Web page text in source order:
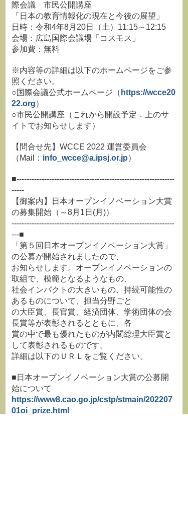
際会議 市民公開講座
「日本の教育情報化の現在と今後の展望」
日時：令和4年8月20日（土）11:15～12:15
会場：広島国際会議場「コスモス」
参加費：無料
※内容等の詳細は以下のホームページをご参
照ください。
○国際会議公式ホームページ（ https://wcce20
22.org）
○市民公開講座（これから開設予定．上のサ
イトでお知らせします）
【問合せ先】WCCE 2022 運営委員会
（Mail： info_wcce@a.ipsj.or.jp）
■---------------------------------------------------------------
-----
【御案内】日本オープンイノベーション大賞
の募集開始（～8月1日(月)）
-----------------------------------------------------------------
---■
「第５回日本オープンイノベーション大賞」
の公募が開始されましたので、
お知らせします。オープンイノベーションの
取組で、模範となるようなもの、
社会インパクトの大きいもの、持続可能性の
あるものについて、担当分野ごと
の大臣賞、長官賞、経済団体、学術団体の会
長賞等が表彰されるとともに、各
賞の中で最も優れたものが内閣総理大臣賞と
して表彰されるものです。
詳細は以下のＵＲＬをご覧ください。
■日本オープンイノベーション大賞の公募開
始について
https://www8.cao.go.jp/cstp/stmain/202207
01oi_prize.html